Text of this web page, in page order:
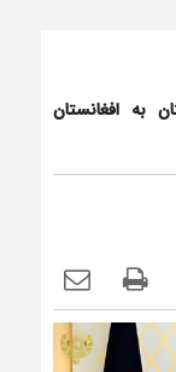
اندیشکده آمریکایی:
سوءاستفاده معاندین
اختصاصی| معطلی بار
رضا صادقی: بدرقه
به افغانستان